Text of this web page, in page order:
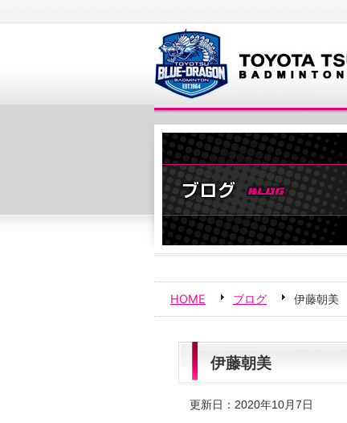
HOME ブログ 伊藤朝美
伊藤朝美
更新日：2020年10月7日